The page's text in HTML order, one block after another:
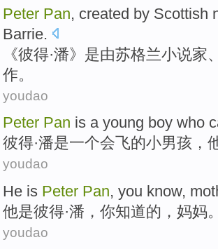
Peter Pan, created by Scottish
Barrie.
《彼得·潘》是由苏格兰小说家
作。
youdao
Peter Pan is a young boy who
彼得·潘是一个会飞的小男孩，
youdao
He is Peter Pan, you know,
他是彼得·潘 ， 你知道的， 妈妈
youdao